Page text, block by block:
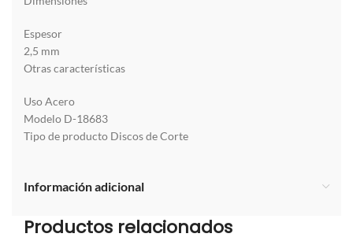
Espesor
2,5 mm
Otras características
Uso Acero
Modelo D-18683
Tipo de producto Discos de Corte
Información adicional
Productos relacionados